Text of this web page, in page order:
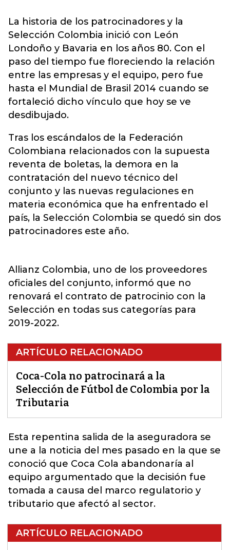
La historia de los patrocinadores y la
Selección Colombia inició con León
Londoño y Bavaria en los años 80. Con el
paso del tiempo fue floreciendo la relación
entre las empresas y el equipo, pero fue
hasta el Mundial de Brasil 2014 cuando se
fortaleció dicho vínculo que hoy se ve
desdibujado.
Tras los escándalos de la Federación
Colombiana relacionados con la supuesta
reventa de boletas, la demora en la
contratación del nuevo técnico del
conjunto y las nuevas regulaciones en
materia económica que ha enfrentado el
país, la Selección Colombia se quedó sin dos
patrocinadores este año.
Allianz Colombia, uno de los proveedores
oficiales del conjunto, informó que no
renovará el contrato de patrocinio con la
Selección en todas sus categorías para
2019-2022.
ARTÍCULO RELACIONADO
Coca-Cola no patrocinará a la
Selección de Fútbol de Colombia por la
Tributaria
Esta repentina salida de la aseguradora se
une a la noticia del mes pasado en la que se
conoció que Coca Cola abandonaría al
equipo argumentado que la decisión fue
tomada a causa del marco regulatorio y
tributario que afectó al sector.
ARTÍCULO RELACIONADO